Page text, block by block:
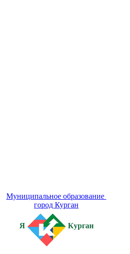
Муниципальное образование
город Курган
Я Курган